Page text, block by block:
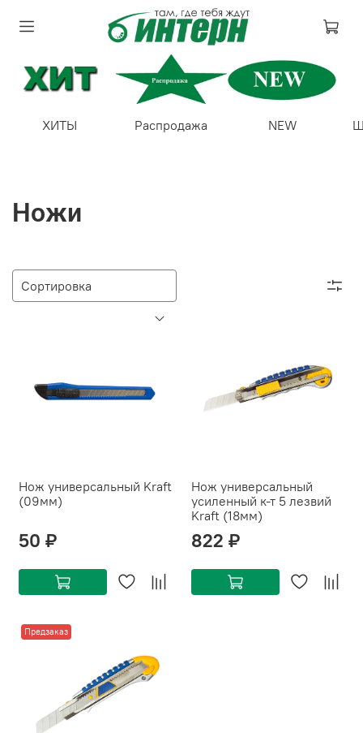
ХИТЫ Распродажа NEW
Ножи
Нож универсальный Kraft
(09мм)
50 ₽
Нож универсальный
усиленный к-т 5 лезвий
Kraft (18мм)
822 ₽
Предзаказ